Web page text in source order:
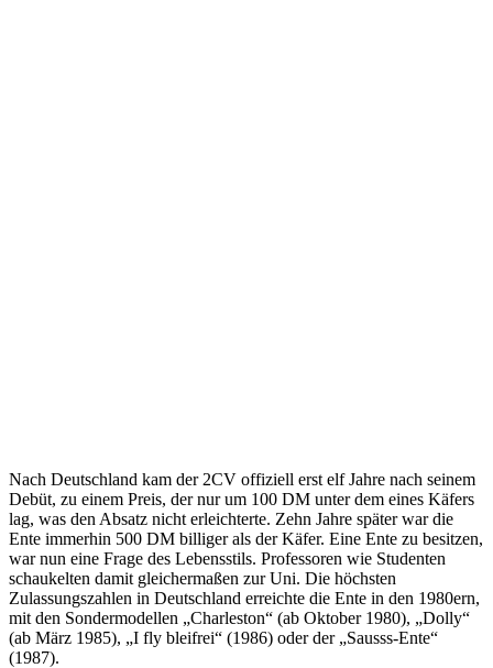
Nach Deutschland kam der 2CV offiziell erst elf Jahre nach seinem
Debüt, zu einem Preis, der nur um 100 DM unter dem eines Käfers
lag, was den Absatz nicht erleichterte. Zehn Jahre später war die
Ente immerhin 500 DM billiger als der Käfer. Eine Ente zu besitzen,
war nun eine Frage des Lebensstils. Professoren wie Studenten
schaukelten damit gleichermaßen zur Uni. Die höchsten
Zulassungszahlen in Deutschland erreichte die Ente in den 1980ern,
mit den Sondermodellen „Charleston“ (ab Oktober 1980), „Dolly“
(ab März 1985), „I fly bleifrei“ (1986) oder der „Sausss-Ente“
(1987).